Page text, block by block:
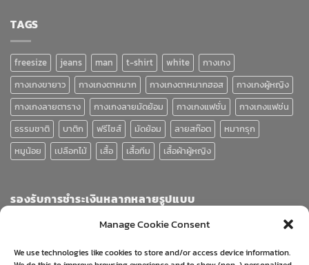
Manage Cookie Consent
We use technologies like cookies to store and/or access device information.
TAGS
freesize jeans man t-shirt white
กางเกง
กางเกงขายาว
กางเกงตาหมาก กางเกงตาหมากฮอส
กางเกงผู้หญิง
กางเกงลายตาราง
กางเกงลายมัดย้อม กางเกงแฟชั่น
กางเกงแฟช่น
ธรรมชาติ
บาติก ฟรีไซส์ มัดย้อม ลายสก๊อต
หมากรุก
หมูน้อย
เปลือกไม้ เสื้อ เสื้อทีม เสื้อผ้าผู้หญิง
รองรับการชำระเงินหลากหลายรูปแบบ